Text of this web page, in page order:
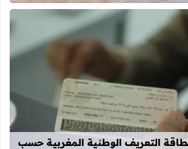
قراءة المزيد عن أحرف و أرقام
التعريف الوطنية المغربية حسب